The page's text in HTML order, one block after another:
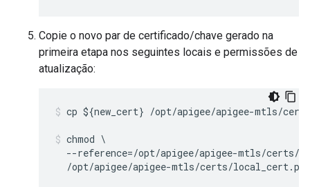
Copie o novo par de certificado/chave gerado na
primeira etapa nos seguintes locais e permissões de
atualização:
cp ${new_cert} /opt/apigee/apigee-mtls/
chmod \
--reference=/opt/apigee/apigee-mtls/certs/
/opt/apigee/apigee-mtls/certs/